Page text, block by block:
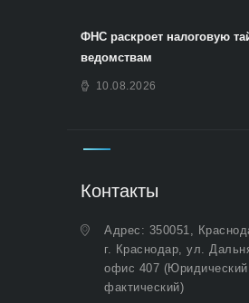
ФНС раскроет налоговую
ведомствам
10.08.2026
Контакты
Адрес: 350051,
г. Краснодар, ул.
офис 407
фактический)